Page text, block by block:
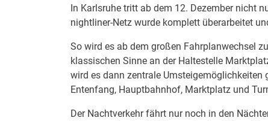
In Karlsruhe tritt ab dem 12. Dezember nicht
nightliner-Netz wurde komplett überarbeitet
So wird es ab dem großen Fahrplanwechsel
klassischen Sinne an der Haltestelle
wird es dann zentrale
Entenfang, Hauptbahnhof, Marktplatz und
Der Nachtverkehr fährt nur noch in den